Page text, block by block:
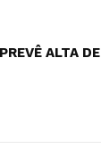
ALTA DE